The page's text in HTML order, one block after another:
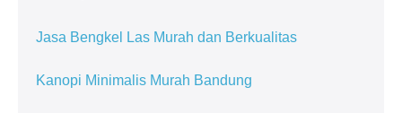
Jasa Bengkel Las Murah dan Berkualitas
Kanopi Minimalis Murah Bandung